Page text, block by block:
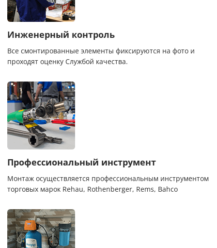
Инженерный контроль
Все смонтированные элементы фиксируются на фото и
проходят оценку Службой качества.
Профессиональный инструмент
Монтаж осуществляется профессиональным инструментом
торговых марок Rehau, Rothenberger, Rems, Bahco